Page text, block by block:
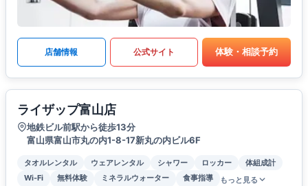
店舗情報 公式サイト 体験・相談予約
ライザップ富山店
地鉄ビル前駅から徒歩13分
富山県富山市丸の内1-8-17新丸の内ビル6F
タオルレンタル ウェアレンタル シャワー ロッカー
体組成計
Wi-Fi
無料体験 ミネラルウォーター 食事指導 もっと見る